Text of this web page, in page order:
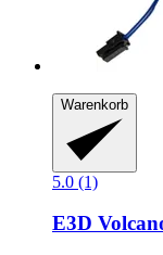
Warenkorb
5.0 (1)
E3D